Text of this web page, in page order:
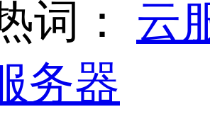
词： 云
务器